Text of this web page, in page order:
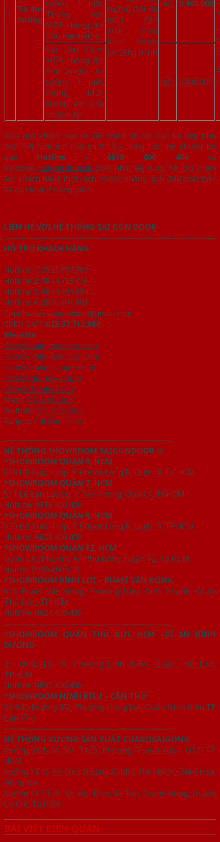
1
Tủ âm
tường
tường (tối đa
600). Sản
xuất theo
kích thước
tại công trình
cường 1 mặt,
Thùng: ván
MDF chống ẩm
phủ melamine
m2 3.400.000
Vật liệu: Cánh
MDF chống ẩm
Phủ Acrylic An
cường 1 mặt,
thùng MDF
chống ẩm phủ
melamine
m2 3.800.000
Nếu quý khách cần tư vấn thêm về các loại kệ bếp phù
hợp với mái ấm của mình. Vui lòng liên hệ chúng tôi
qua Hotline : 0818 400 400 và
website: saigondoor.vn sớm nhất để được hỗ trợ chăm
sóc khách hàng một cách nhanh chóng, giải đáp thắc mắc
tư vấn khách hàng 24/7.
LIÊN HỆ VỚI HỆ THỐNG SÀI GÒN DOOR
================================================
HỖ TRỢ KHÁCH HÀNG
Hotline 1: 0933.707.707
Hotline 2: 0834.715.715
Hotline 3: 0834.494.494
Hotline 4: 0826.901.901
Email:sales.saigondoor@gmail.com
CSKH 24/7: 028.37.712.989
Website
https://saigondoor.com.vn
https://saigondoor.com.vn/
https://cuagosaigon.com/
https://giahuydoor.vn
https://famidoor.vn
Maps: Sài Gòn Door
Youtube: Sài Gòn Door
Fanpag: Sài Gòn Door
————————————————————
HỆ THỐNG SHOWROOM SAIGONDOOR ®
*SHOWROOM QUẬN 9, HCM
669 Đỗ Xuân Hợp, P. Phước Long B, Quận 9, Tp HCM
*SHOWROOM QUẬN 7, HCM
511 Lê Văn Lương, P. Tân Phong, Quận 7, TP.HCM
Hotline: 0818.400.400
*SHOWROOM QUẬN 9, HCM
535 Đỗ Xuân Hợp, P. Phước Long B, Quận 9, TP.HCM
Hotline: 0828.400.400
*SHOWROOM QUẬN 12, HCM
Vườn Lài, Phường An Phú Đông, Quận 12, Tp HCM
Holine: 0886.500.500
*SHOWROOM BÌNH LỢI – PHẠM VĂN ĐỒNG
615 Phạm Văn Đồng, Phường Hiệp Bình Chánh, Quận
Thủ Đức, TP.HCM
Hotline: 0824.400.400
————————————————————
*SHOWROOM QUẬN THỦ ĐỨC HCM –DĨ AN BÌNH
DƯƠNG
21, Quốc Lộ 1K, Phường Linh Xuân, Quận Thủ Đức,
TP.HCM
Hotline: 0855.400.400
*SHOWROOM NINH KIỀU – CẦN THƠ
Số 94c, Đường 3/2, Phường Hưng Lợi, Quận Ninh Kiều,TP
Cần Thơ
————————————————————
HỆ THỐNG XƯỞNG SẢN XUẤT CUAGOSAIGON®
Xưởng SX I: Số 361 TX25, Phường Thạnh Xuân, Q12, TP.
HCM.
Xưởng SX II: Số 60/3 Đường 9, KP2, P.An Bình, Biên Hòa,
Đồng Nai
Xưởng SX III: 81 Võ Văn Bích, Xã Tân Thạnh Đông, Huyện
Củ Chi, Tp.HCM
BÀI VIẾT LIÊN QUAN